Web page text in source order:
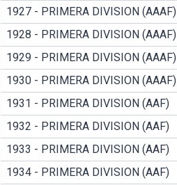
1927 - PRIMERA DIVISION (AAAF)
1928 - PRIMERA DIVISION (AAAF)
1929 - PRIMERA DIVISION (AAAF)
1930 - PRIMERA DIVISION (AAAF)
1931 - PRIMERA DIVISION (AAF)
1932 - PRIMERA DIVISION (AAF)
1933 - PRIMERA DIVISION (AAF)
1934 - PRIMERA DIVISION (AAF)